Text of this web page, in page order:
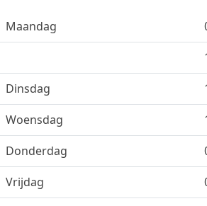
Maandag
Dinsdag
Woensdag
Donderdag
Vrijdag